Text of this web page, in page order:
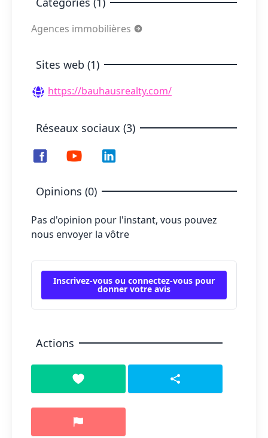
Agences immobilières
Sites web (1)
https://bauhausrealty.com/
Réseaux sociaux (3)
Opinions (0)
Pas d'opinion pour l'instant, vous pouvez
nous envoyer la vôtre
Inscrivez-vous ou connectez-vous pour
donner votre avis
Actions